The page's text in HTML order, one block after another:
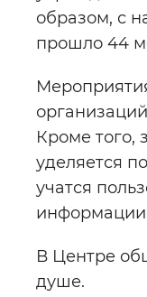
образом, с
прошло 44
Кроме того,
уделяется
учатся
информации
В Центре
душе.